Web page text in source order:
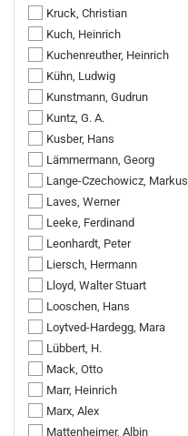
Kruck, Christian
Kuch, Heinrich
Kuchenreuther, Heinrich
Kühn, Ludwig
Kunstmann, Gudrun
Kuntz, G. A.
Kusber, Hans
Lämmermann, Georg
Lange-Czechowicz, Markus
Laves, Werner
Leeke, Ferdinand
Leonhardt, Peter
Liersch, Hermann
Lloyd, Walter Stuart
Looschen, Hans
Loytved-Hardegg, Mara
Lübbert, H.
Mack, Otto
Marr, Heinrich
Marx, Alex
Mattenheimer, Albin